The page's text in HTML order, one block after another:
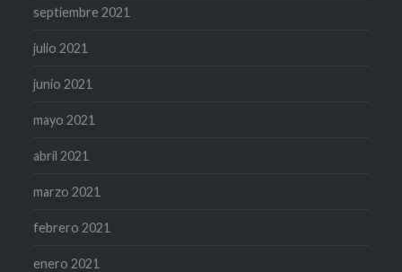
septiembre 2021
julio 2021
junio 2021
mayo 2021
abril 2021
marzo 2021
febrero 2021
enero 2021